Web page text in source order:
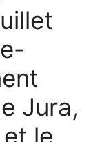
Jura,
le